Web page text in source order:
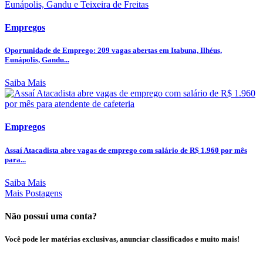
Empregos
Oportunidade de Emprego: 209 vagas abertas em Itabuna, Ilhéus,
Eunápolis, Gandu...
Saiba Mais
Empregos
Assaí Atacadista abre vagas de emprego com salário de R$ 1.960 por mês
para...
Saiba Mais
Mais Postagens
Não possui uma conta?
Você pode ler matérias exclusivas, anunciar classificados e muito mais!